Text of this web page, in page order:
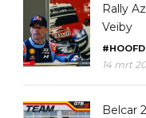
Rally
Veiby
14 mrt
Belcar